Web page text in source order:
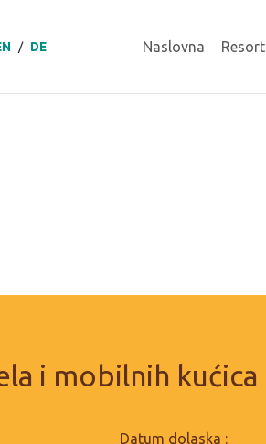
/ DE Naslovna Resort
i mobilnih kućica
Datum dolaska :